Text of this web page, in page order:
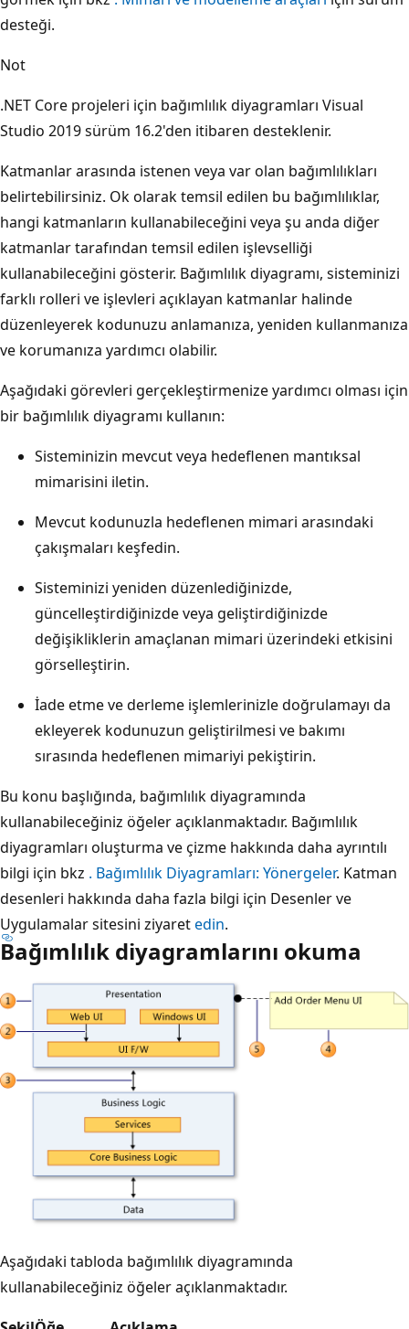
desteği.
Not
.NET Core projeleri için bağımlılık diyagramları Visual
Studio 2019 sürüm 16.2'den itibaren desteklenir.
Katmanlar arasında istenen veya var olan bağımlılıkları
belirtebilirsiniz. Ok olarak temsil edilen bu bağımlılıklar,
hangi katmanların kullanabileceğini veya şu anda diğer
katmanlar tarafından temsil edilen işlevselliği
kullanabileceğini gösterir. Bağımlılık diyagramı, sisteminizi
farklı rolleri ve işlevleri açıklayan katmanlar halinde
düzenleyerek kodunuzu anlamanıza, yeniden kullanmanıza
ve korumanıza yardımcı olabilir.
Aşağıdaki görevleri gerçekleştirmenize yardımcı olması için
bir bağımlılık diyagramı kullanın:
Sisteminizin mevcut veya hedeflenen mantıksal
mimarisini iletin.
Mevcut kodunuzla hedeflenen mimari arasındaki
çakışmaları keşfedin.
Sisteminizi yeniden düzenlediğinizde,
güncelleştirdiğinizde veya geliştirdiğinizde
değişikliklerin amaçlanan mimari üzerindeki etkisini
görselleştirin.
İade etme ve derleme işlemlerinizle doğrulamayı da
ekleyerek kodunuzun geliştirilmesi ve bakımı
sırasında hedeflenen mimariyi pekiştirin.
Bu konu başlığında, bağımlılık diyagramında
kullanabileceğiniz öğeler açıklanmaktadır. Bağımlılık
diyagramları oluşturma ve çizme hakkında daha ayrıntılı
bilgi için bkz . Bağımlılık Diyagramları: Yönergeler. Katman
desenleri hakkında daha fazla bilgi için Desenler ve
Uygulamalar sitesini ziyaretedin.
Bağımlılık diyagramlarını okuma
Aşağıdaki tabloda bağımlılık diyagramında
kullanabileceğiniz öğeler açıklanmaktadır.